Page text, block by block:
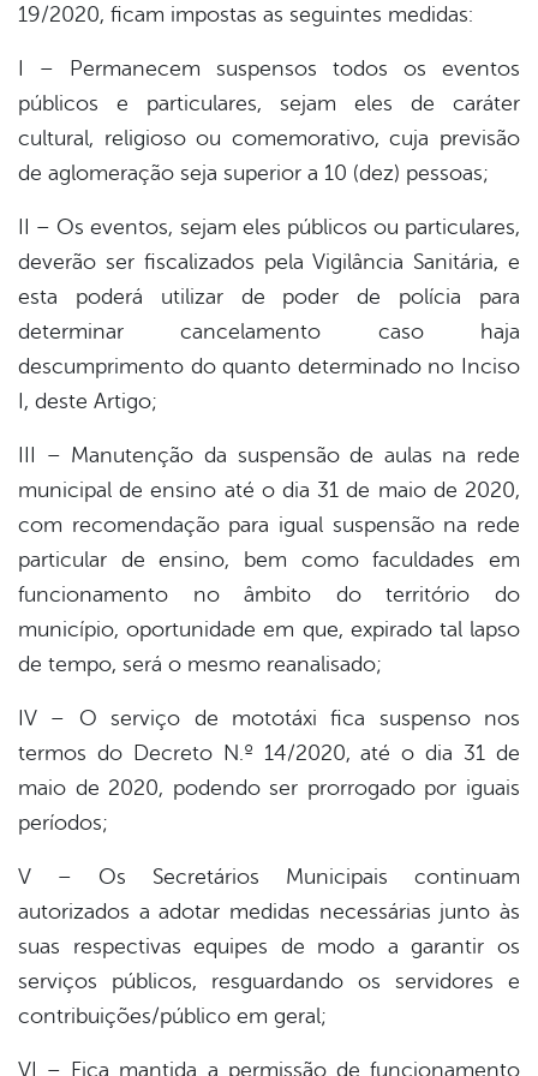
19/2020, ficam impostas as seguintes medidas:
I – Permanecem suspensos todos os eventos
públicos e particulares, sejam eles de caráter
cultural, religioso ou comemorativo, cuja previsão
de aglomeração seja superior a 10 (dez) pessoas;
II – Os eventos, sejam eles públicos ou particulares,
deverão ser fiscalizados pela Vigilância Sanitária, e
esta poderá utilizar de poder de polícia para
determinar cancelamento caso haja
descumprimento do quanto determinado no Inciso
I, deste Artigo;
III – Manutenção da suspensão de aulas na rede
municipal de ensino até o dia 31 de maio de 2020,
com recomendação para igual suspensão na rede
particular de ensino, bem como faculdades em
funcionamento no âmbito do território do
município, oportunidade em que, expirado tal lapso
de tempo, será o mesmo reanalisado;
IV – O serviço de mototáxi fica suspenso nos
termos do Decreto N.º 14/2020, até o dia 31 de
maio de 2020, podendo ser prorrogado por iguais
períodos;
V – Os Secretários Municipais continuam
autorizados a adotar medidas necessárias junto às
suas respectivas equipes de modo a garantir os
serviços públicos, resguardando os servidores e
contribuições/público em geral;
VI – Fica mantida a permissão de funcionamento